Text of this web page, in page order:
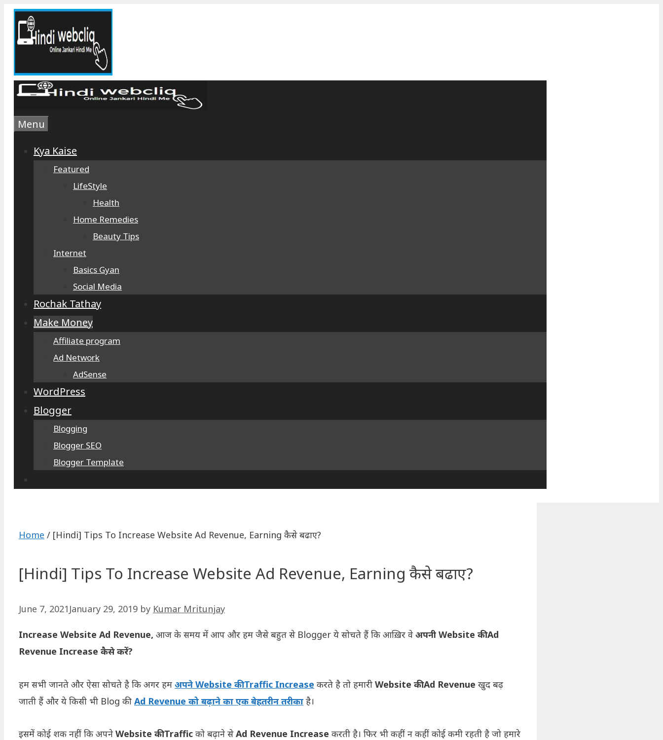
Skip
content
Menu
Kya Kaise
Featured
LifeStyle
Health
Home Remedies
Beauty Tips
Internet
Basics Gyan
Social Media
Rochak Tathay
Make Money
Affiliate program
Ad Network
AdSense
WordPress
Blogger
Blogging
Blogger SEO
Blogger Template
Home / [Hindi] Tips To Increase Website Ad Revenue, Earning कैसे बढाए?
[Hindi] Tips To Increase Website Ad Revenue, Earning कैसे बढाए?
June 7, 2021 January 29, 2019 by Kumar Mritunjay
Increase Website Ad Revenue, आज के समय में आप और हम जैसे बहुत से Blogger ये सोचते हैं कि आख़िर वे अपनी Website की Ad
Revenue Increase कैसे करें?
हम सभी जानते और ऐसा सोचते है कि अगर हम अपने Website की Traffic Increase करते है तो हमारी Website की Ad Revenue खुद बढ़
जाती हैं और ये किसी भी Blog की Ad Revenue को बढ़ाने का एक बेहतरीन तरीका है।
इसमें कोई शक नहीं कि अपने Website की Traffic को बढ़ाने सेAd Revenue Increase करती है। फिर भी कहीं न कहीं कोई कमी रहती है जो हमारे